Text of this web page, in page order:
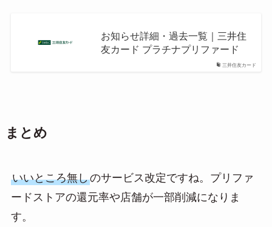
三井住友カード
お知らせ詳細・過去一覧｜三井住
友カード プラチナプリファード
まとめ
いいところ無しのサービス改定ですね。プリファ
ードストアの還元率や店舗が一部削減になりま
す。